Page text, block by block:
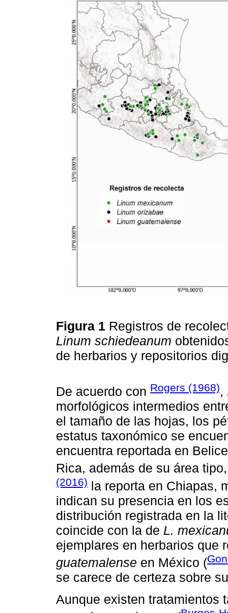
Figura 1 Registros de
Linum schiedeanum
de herbarios y repositorios
De acuerdo con Rogers (1968),
morfológicos intermedios
el tamaño de las hojas, los
estatus taxonómico se
encuentra reportada en
Rica, además de su área
(2016) la reporta en Chiapas,
indican su presencia en los
distribución registrada en la
coincide con la de L.
ejemplares en herbarios que
guatemalense en México (
se carece de certeza sobre
Aunque existen tratamientos